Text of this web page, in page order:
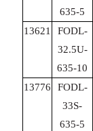
635-5
13621
FODL-
32.5U-
635-10
13776
FODL-
33S-
635-5